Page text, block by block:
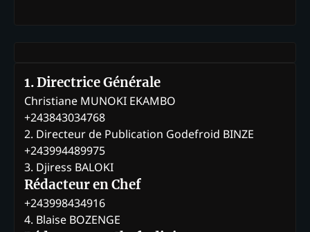
1. Directrice Générale
Christiane MUNOKI EKAMBO
+243843034768
2. Directeur de Publication Godefroid BINZE
+243994489975
3. Djiress BALOKI
Rédacteur en Chef
+243998434916
4. Blaise BOZENGE